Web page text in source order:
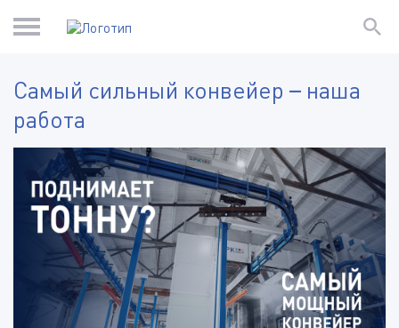
Самый сильный конвейер – наша
работа